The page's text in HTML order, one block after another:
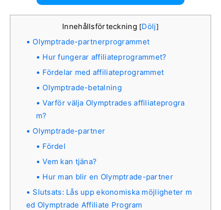
Innehållsförteckning [Dölj]
Olymptrade-partnerprogrammet
Hur fungerar affiliateprogrammet?
Fördelar med affiliateprogrammet
Olymptrade-betalning
Varför välja Olymptrades affiliateprogra
m?
Olymptrade-partner
Fördel
Vem kan tjäna?
Hur man blir en Olymptrade-partner
Slutsats: Lås upp ekonomiska möjligheter m
ed Olymptrade Affiliate Program